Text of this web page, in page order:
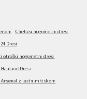
Chelsea nogometni dresi
Dresi
otroški nogometni dresi
Dresi
Arsenal z lastnim tiskom